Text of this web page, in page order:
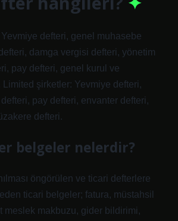
defteri, genel muhasebe
damga vergisi defteri, yönetim
pay defteri, genel kurul ve
Limited şirketler: Yevmiye defteri,
pay defteri, envanter defteri,
defteri.
belgeler nelerdir?
öngörülen ve ticari defterlere
eden ticari belgeler; fatura, müstahsil
meslek makbuzu, gider bildirimi,